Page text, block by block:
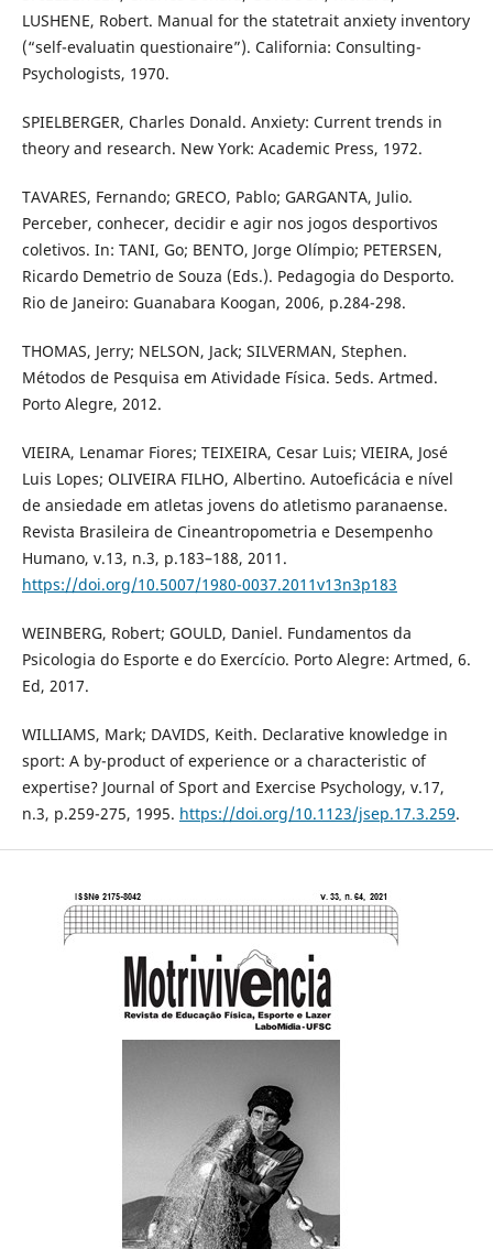
LUSHENE, Robert. Manual for the statetrait anxiety inventory
(“self-evaluatin questionaire”). California: Consulting-
Psychologists, 1970.
SPIELBERGER, Charles Donald. Anxiety: Current trends in
theory and research. New York: Academic Press, 1972.
TAVARES, Fernando; GRECO, Pablo; GARGANTA, Julio.
Perceber, conhecer, decidir e agir nos jogos desportivos
coletivos. In: TANI, Go; BENTO, Jorge Olímpio; PETERSEN,
Ricardo Demetrio de Souza (Eds.). Pedagogia do Desporto.
Rio de Janeiro: Guanabara Koogan, 2006, p.284-298.
THOMAS, Jerry; NELSON, Jack; SILVERMAN, Stephen.
Métodos de Pesquisa em Atividade Física. 5eds. Artmed.
Porto Alegre, 2012.
VIEIRA, Lenamar Fiores; TEIXEIRA, Cesar Luis; VIEIRA, José
Luis Lopes; OLIVEIRA FILHO, Albertino. Autoeficácia e nível
de ansiedade em atletas jovens do atletismo paranaense.
Revista Brasileira de Cineantropometria e Desempenho
Humano, v.13, n.3, p.183–188, 2011.
https://doi.org/10.5007/1980-0037.2011v13n3p183
WEINBERG, Robert; GOULD, Daniel. Fundamentos da
Psicologia do Esporte e do Exercício. Porto Alegre: Artmed, 6.
Ed, 2017.
WILLIAMS, Mark; DAVIDS, Keith. Declarative knowledge in
sport: A by-product of experience or a characteristic of
expertise? Journal of Sport and Exercise Psychology, v.17,
n.3, p.259-275, 1995. https://doi.org/10.1123/jsep.17.3.259.